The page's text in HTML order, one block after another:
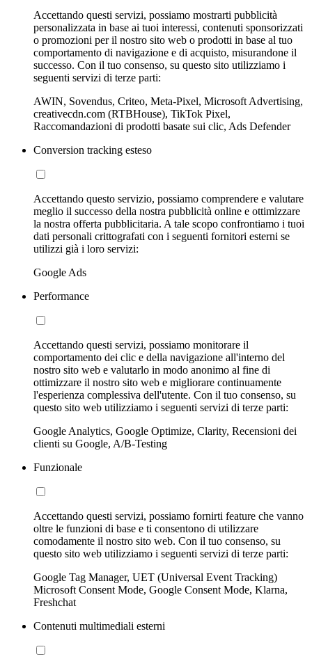
Accettando questi servizi, possiamo mostrarti pubblicità
personalizzata in base ai tuoi interessi, contenuti sponsorizzati
o promozioni per il nostro sito web o prodotti in base al tuo
comportamento di navigazione e di acquisto, misurandone il
successo. Con il tuo consenso, su questo sito utilizziamo i
seguenti servizi di terze parti:
AWIN, Sovendus, Criteo, Meta-Pixel, Microsoft Advertising,
creativecdn.com (RTBHouse), TikTok Pixel,
Raccomandazioni di prodotti basate sui clic, Ads Defender
Conversion tracking esteso
Accettando questo servizio, possiamo comprendere e valutare
meglio il successo della nostra pubblicità online e ottimizzare
la nostra offerta pubblicitaria. A tale scopo confrontiamo i tuoi
dati personali crittografati con i seguenti fornitori esterni se
utilizzi già i loro servizi:
Google Ads
Performance
Accettando questi servizi, possiamo monitorare il
comportamento dei clic e della navigazione all'interno del
nostro sito web e valutarlo in modo anonimo al fine di
ottimizzare il nostro sito web e migliorare continuamente
l'esperienza complessiva dell'utente. Con il tuo consenso, su
questo sito web utilizziamo i seguenti servizi di terze parti:
Google Analytics, Google Optimize, Clarity, Recensioni dei
clienti su Google, A/B-Testing
Funzionale
Accettando questi servizi, possiamo fornirti feature che vanno
oltre le funzioni di base e ti consentono di utilizzare
comodamente il nostro sito web. Con il tuo consenso, su
questo sito web utilizziamo i seguenti servizi di terze parti:
Google Tag Manager, UET (Universal Event Tracking)
Microsoft Consent Mode, Google Consent Mode, Klarna,
Freshchat
Contenuti multimediali esterni